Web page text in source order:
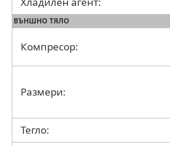
ВЪНШНО ТЯЛО
Компресор:
Размери:
Тегло: